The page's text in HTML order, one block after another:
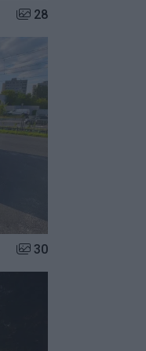
Liczba zdjęć w galerii:
28
Liczba zdjęć w galerii:
30